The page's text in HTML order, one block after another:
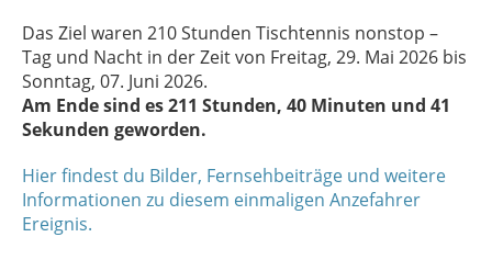
Das Ziel waren 210 Stunden Tischtennis nonstop –
Tag und Nacht in der Zeit von Freitag, 29. Mai 2026 bis
Sonntag, 07. Juni 2026.
Am Ende sind es 211 Stunden, 40 Minuten und 41
Sekunden geworden.
Hier findest du Bilder, Fernsehbeiträge und weitere
Informationen zu diesem einmaligen Anzefahrer
Ereignis.